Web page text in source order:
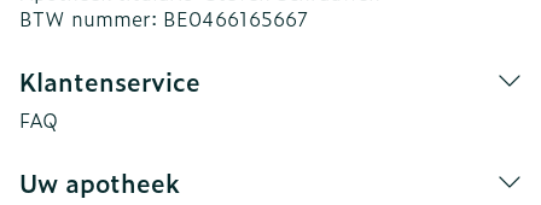
BTW nummer: BE0466165667
Klantenservice
FAQ
Uw apotheek